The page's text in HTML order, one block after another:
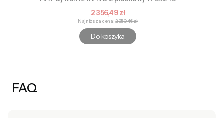
Cena promocyjna
2 356,49 zł
Najniższa cena: 2 350,46 zł
Do koszyka
FAQ